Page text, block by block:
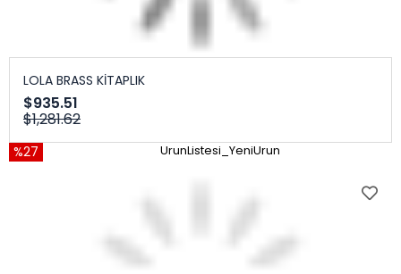
LOLA BRASS KİTAPLIK
$935.51
$1,281.62
%27 UrunListesi_YeniUrun